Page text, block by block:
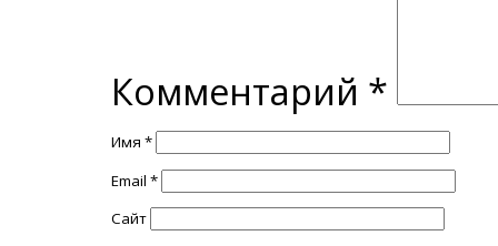
Комментарий *
Имя *
Email *
Сайт